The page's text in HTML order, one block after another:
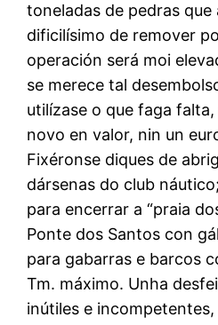
toneladas de pedras que
dificilísimo de remover
operación será moi
se merece tal
utilízase o que faga
novo en valor, nin un
Fixéronse diques de
dársenas do club
para encerrar a “praia
Ponte dos Santos con
para gabarras e barcos
Tm. máximo. Unha
inútiles e